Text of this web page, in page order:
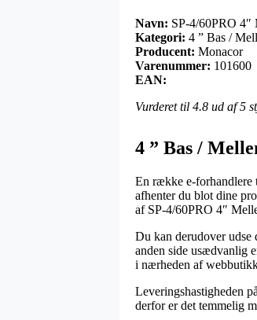
Navn: SP-4/60PRO 4″
Kategori: 4 ” Bas /
Producent: Monacor
Varenummer: 101600
EAN:
Vurderet til 4.8 ud af 5
4 ” Bas /
En række e-forhandlere
afhenter du blot dine
af SP-4/60PRO 4″
Du kan derudover udse
anden side usædvanlig
i nærheden af
Leveringshastigheden
derfor er det temmelig